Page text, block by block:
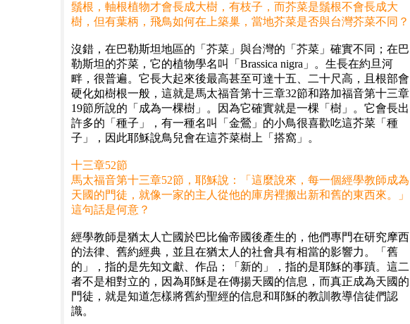
鬚根，軸根植物才會長成大樹，有枝子，而芥菜是鬚根不會長成大
樹，但有葉柄，飛鳥如何在上築巢，當地芥菜是否與台灣芥菜不同？
沒錯，在巴勒斯坦地區的「芥菜」與台灣的「芥菜」確實不同；在巴
勒斯坦的芥菜，它的植物學名叫「Brassica nigra」。生長在約旦河
畔，很普遍。它長大起來後最高甚至可達十五、二十尺高，且根部會
硬化如樹根一般，這就是馬太福音第十三章32節和路加福音第十三章
19節所說的「成為一棵樹」。因為它確實就是一棵「樹」。它會長出
許多的「種子」，有一種名叫「金鶯」的小鳥很喜歡吃這芥菜「種
子」，因此耶穌說鳥兒會在這芥菜樹上「搭窩」。
十三章52節
馬太福音第十三章52節，耶穌說：「這麼說來，每一個經學教師成為
天國的門徒，就像一家的主人從他的庫房裡搬出新和舊的東西來。」
這句話是何意？
經學教師是猶太人亡國於巴比倫帝國後產生的，他們專門在研究摩西
的法律、舊約經典，並且在猶太人的社會具有相當的影響力。「舊
的」，指的是先知文獻、作品；「新的」，指的是耶穌的事蹟。這二
者不是相對立的，因為耶穌是在傳揚天國的信息，而真正成為天國的
門徒，就是知道怎樣將舊約聖經的信息和耶穌的教訓教導信徒們認
識。